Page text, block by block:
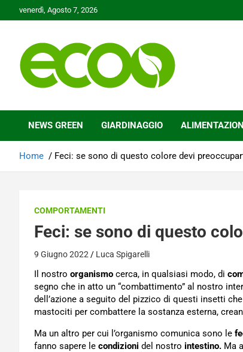
to
venerdì, Agosto 7, 2026
Ecoo.it
NEWS GREEN GIARDINAGGIO
Home Feci: se sono di questo colore devi
COMPORTAMENTI
Feci: se sono di questo
9 Giugno 2022 Luca Spigarelli
Il nostro organismo cerca, in qualsiasi modo, di
segno che in atto un “combattimento” al nostro
dell’azione a seguito del pizzico di questi insetti
mastociti per combattere la sostanza esterna,
Ma un altro per cui l’organismo comunica sono le
fanno sapere le condizioni del nostro intestino. Ma